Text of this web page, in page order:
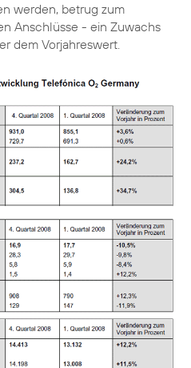
werden, betrug zum
Anschlüsse - ein Zuwachs
dem Vorjahreswert.